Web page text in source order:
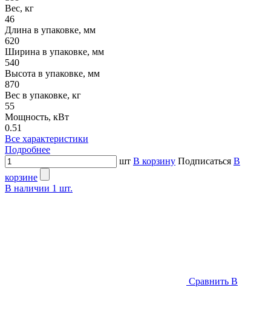
Вес, кг
46
Длина в упаковке, мм
620
Ширина в упаковке, мм
540
Высота в упаковке, мм
870
Вес в упаковке, кг
55
Мощность, кВт
0.51
Все характеристики
Подробнее
шт В корзину Подписаться В
корзине
В наличии 1 шт.
Сравнить В